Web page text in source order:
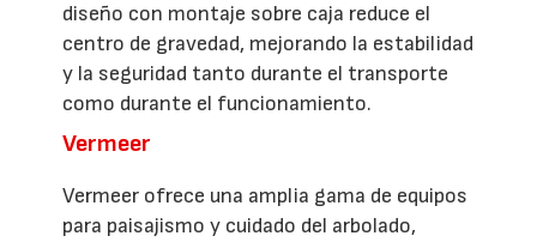
diseño con montaje sobre caja reduce el
centro de gravedad, mejorando la estabilidad
y la seguridad tanto durante el transporte
como durante el funcionamiento.
Vermeer
Vermeer ofrece una amplia gama de equipos
para paisajismo y cuidado del arbolado,